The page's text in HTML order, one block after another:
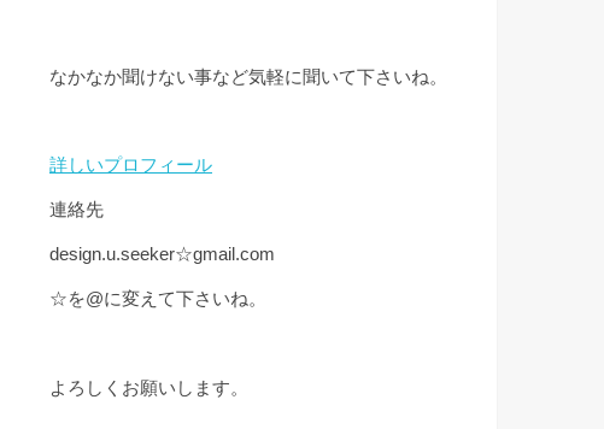
なかなか聞けない事など気軽に聞いて下さいね。
詳しいプロフィール
連絡先
design.u.seeker☆gmail.com
☆を@に変えて下さいね。
よろしくお願いします。